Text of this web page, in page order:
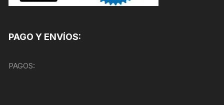
PAGO Y ENVÍOS:
PAGOS: